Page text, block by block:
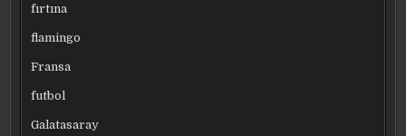
fırtına
flamingo
Fransa
futbol
Galatasaray